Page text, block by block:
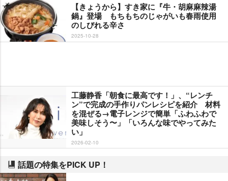
【きょうから】すき家に『牛・胡麻麻辣湯
鍋』登場 もちもちのじゃがいも春雨使用
のしびれる辛さ
2025-10-28
工藤静香「朝食に最高です！」、“レンチ
ン”で完成の手作りパンレシピを紹介 材料
を混ぜる→電子レンジで簡単「ふわふわで
美味しそう〜」「いろんな味でやってみた
い」
2026-02-10
話題の特集をPICK UP！